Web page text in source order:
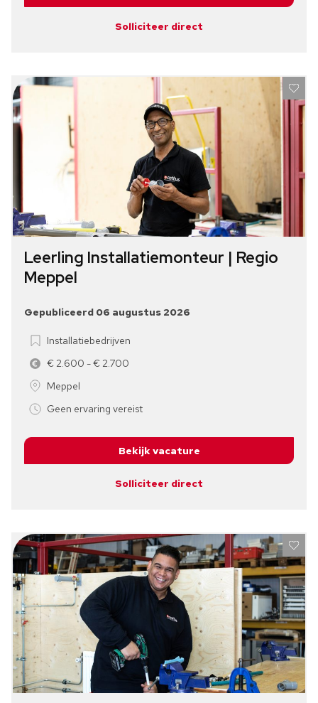
Solliciteer direct
Leerling Installatiemonteur | Regio
Meppel
Gepubliceerd 06 augustus 2026
Installatiebedrijven
€ 2.600 - € 2.700
Meppel
Geen ervaring vereist
Solliciteer direct
Bekijk vacature